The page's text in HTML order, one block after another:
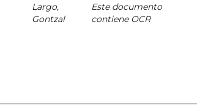
Largo,
Gontzal
Este documento
contiene OCR